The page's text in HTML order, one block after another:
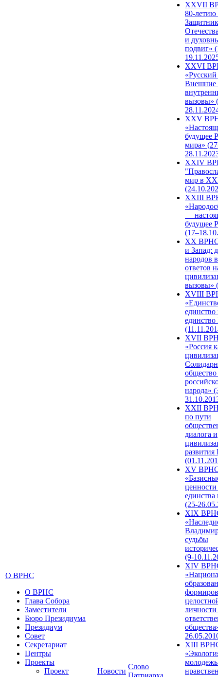
О ВРНС
О ВРНС
Глава Собора
Заместители
Бюро Президиума
Президиум
Совет
Секретариат
Центры
Проекты
Проект
Новости
Слово
Патриарха
ХХVII
80-
и
подвиг»
XXVI
Внешние
вызовы»
XXV
будущее
мира»
XXIV
мир в
XXIII
—
будущее
XX ВРНС
и Запад:
народов
ответов
вызовы»
XVIII
единство
единство
XVII
«Россия
народа»
XXII
по пути
диалога и
развития
XV
единства
(25-
XIX
судьбы
(9-
XIV
XIII